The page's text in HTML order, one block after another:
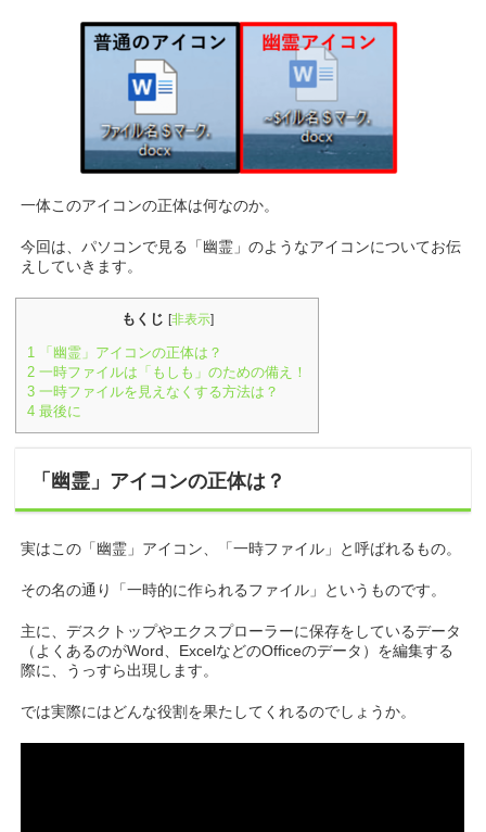
一体このアイコンの正体は何なのか。
今回は、パソコンで見る「幽霊」のようなアイコンについてお伝
えしていきます。
もくじ [非表示]
1 「幽霊」アイコンの正体は？
2 一時ファイルは「もしも」のための備え！
3 一時ファイルを見えなくする方法は？
4 最後に
「幽霊」アイコンの正体は？
実はこの「幽霊」アイコン、「一時ファイル」と呼ばれるもの。
その名の通り「一時的に作られるファイル」というものです。
主に、デスクトップやエクスプローラーに保存をしているデータ
（よくあるのがWord、ExcelなどのOfficeのデータ）を編集する
際に、うっすら出現します。
では実際にはどんな役割を果たしてくれるのでしょうか。